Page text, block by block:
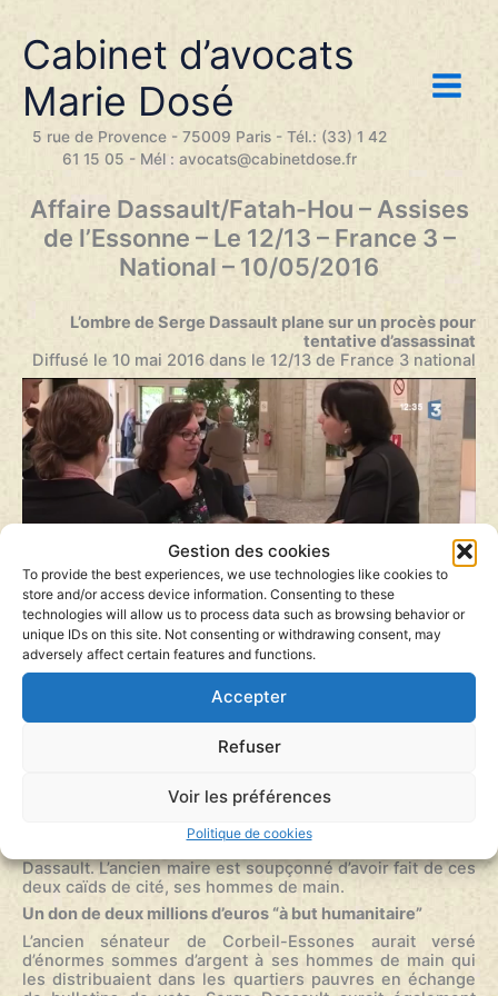
Gestion des cookies
To provide the best experiences, we use technologies like cookies to
store and/or access device information. Consenting to these
technologies will allow us to process data such as browsing behavior or
unique IDs on this site. Not consenting or withdrawing consent, may
adversely affect certain features and functions.
Accepter
Refuser
Voir les préférences
Politique de cookies
contenu
Cabinet d’avocats
Marie Dosé
5 rue de Provence - 75009 Paris - Tél.: (33) 1 42
61 15 05 - Mél : avocats@cabinetdose.fr
Affaire Dassault/Fatah-Hou – Assises
de l’Essonne – Le 12/13 – France 3 –
National – 10/05/2016
L’ombre de Serge Dassault plane sur un procès pour
tentative d’assassinat
Diffusé le 10 mai 2016 dans le 12/13 de France 3 national
Un proche de l’ancien maire de Corbeil-Essonnes est
jugé ce mercredi devant la cour d’Assises d’Evry. Il avait
tenté d’assassiner un homme pour un contentieux lié à
des achats de votes présumés aux éléctions municipales.
Toute la famille de l’accusé est présente pour le soutenir.
cour d’assises d’Évry. L’homme de 42 ans est accusé
d’avoir tenté assassiné Fatah Hou, un boxeur, originaire
comme lui d’une cité sensible de Corbeil-Essones. La
Dassault. L’ancien maire est soupçonné d’avoir fait de ces
deux caïds de cité, ses hommes de main.
Un don de deux millions d’euros “à but humanitaire”
L’ancien sénateur de Corbeil-Essones aurait versé
d’énormes sommes d’argent à ses hommes de main qui
les distribuaient dans les quartiers pauvres en échange